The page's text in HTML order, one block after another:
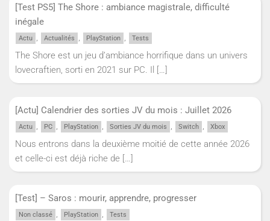
[Test PS5] The Shore : ambiance magistrale, difficulté
inégale
Actu , Actualités , PlayStation , Tests
The Shore est un jeu d’ambiance horrifique dans un univers
lovecraftien, sorti en 2021 sur PC. Il […]
[Actu] Calendrier des sorties JV du mois : Juillet 2026
Actu , PC , PlayStation , Sorties JV du mois , Switch , Xbox
Nous entrons dans la deuxième moitié de cette année 2026
et celle-ci est déjà riche de […]
[Test] – Saros : mourir, apprendre, progresser
Non classé , PlayStation , Tests